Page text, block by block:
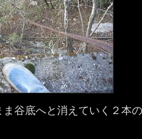
谷底へと消えていく２本